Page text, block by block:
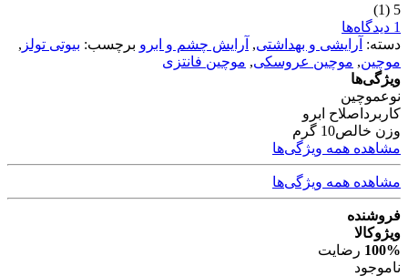
5
(1)
1 دیدگاه‌ها
دسته: آرایشی و بهداشتی, آرایش چشم و ابرو برچسب: بیوتی تولز ,
موچین, موچین عروسکی, موچین فانتزی
ویژگی‌ها
نوعموچین
کاربرد اصلاح ابرو
وزن خالص10 گرم
مشاهده همه ویژگی‌ها
مشاهده همه ویژگی‌ها
فروشنده
ویژوکالا
100% رضایت
ناموجود